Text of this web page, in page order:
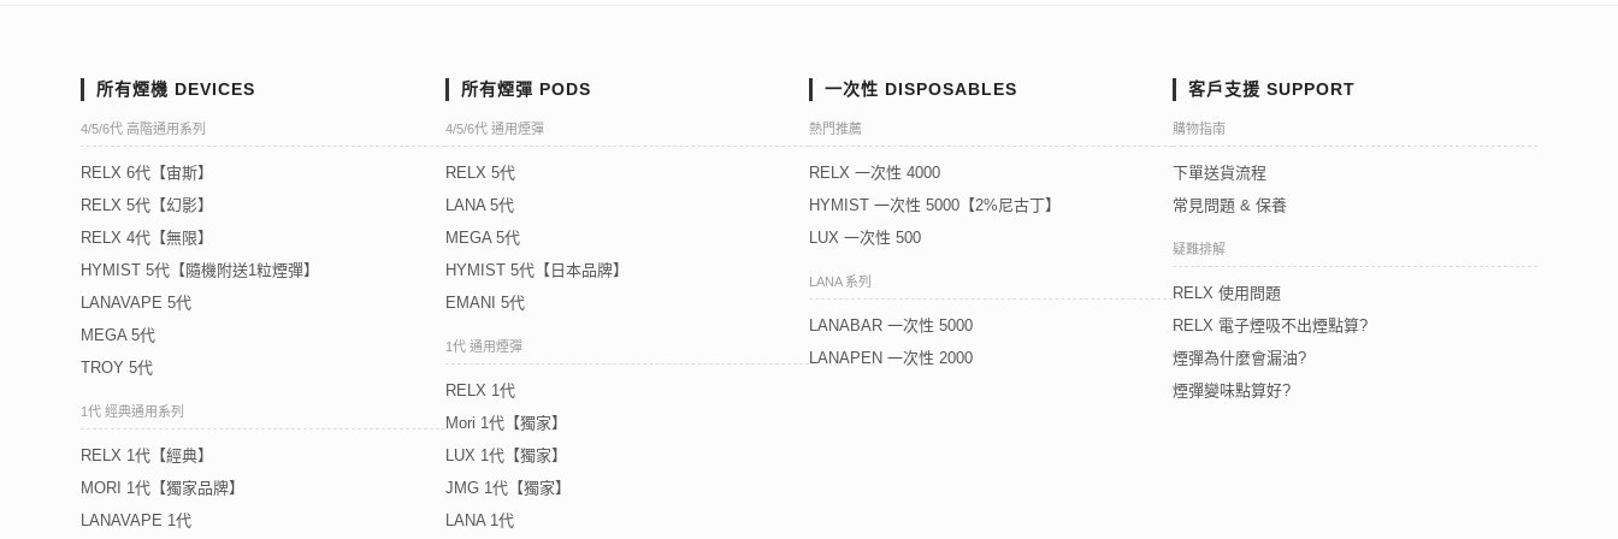
所有煙機 DEVICES
4/5/6代 高階通用系列
RELX 6代【宙斯】
RELX 5代【幻影】
RELX 4代【無限】
HYMIST 5代【隨機附送1粒煙彈】
LANAVAPE 5代
MEGA 5代
TROY 5代
1代 經典通用系列
RELX 1代【經典】
MORI 1代【獨家品牌】
LANAVAPE 1代
所有煙彈 PODS
4/5/6代 通用煙彈
RELX 5代
LANA 5代
MEGA 5代
HYMIST 5代【日本品牌】
EMANI 5代
1代 通用煙彈
RELX 1代
Mori 1代【獨家】
LUX 1代【獨家】
JMG 1代【獨家】
LANA 1代
一次性 DISPOSABLES
熱門推薦
RELX 一次性 4000
HYMIST 一次性 5000【2%尼古丁】
LUX 一次性 500
LANA 系列
LANABAR 一次性 5000
LANAPEN 一次性 2000
客戶支援 SUPPORT
購物指南
下單送貨流程
常見問題 & 保養
疑難排解
RELX 使用問題
RELX 電子煙吸不出煙點算?
煙彈為什麼會漏油?
煙彈變味點算好?